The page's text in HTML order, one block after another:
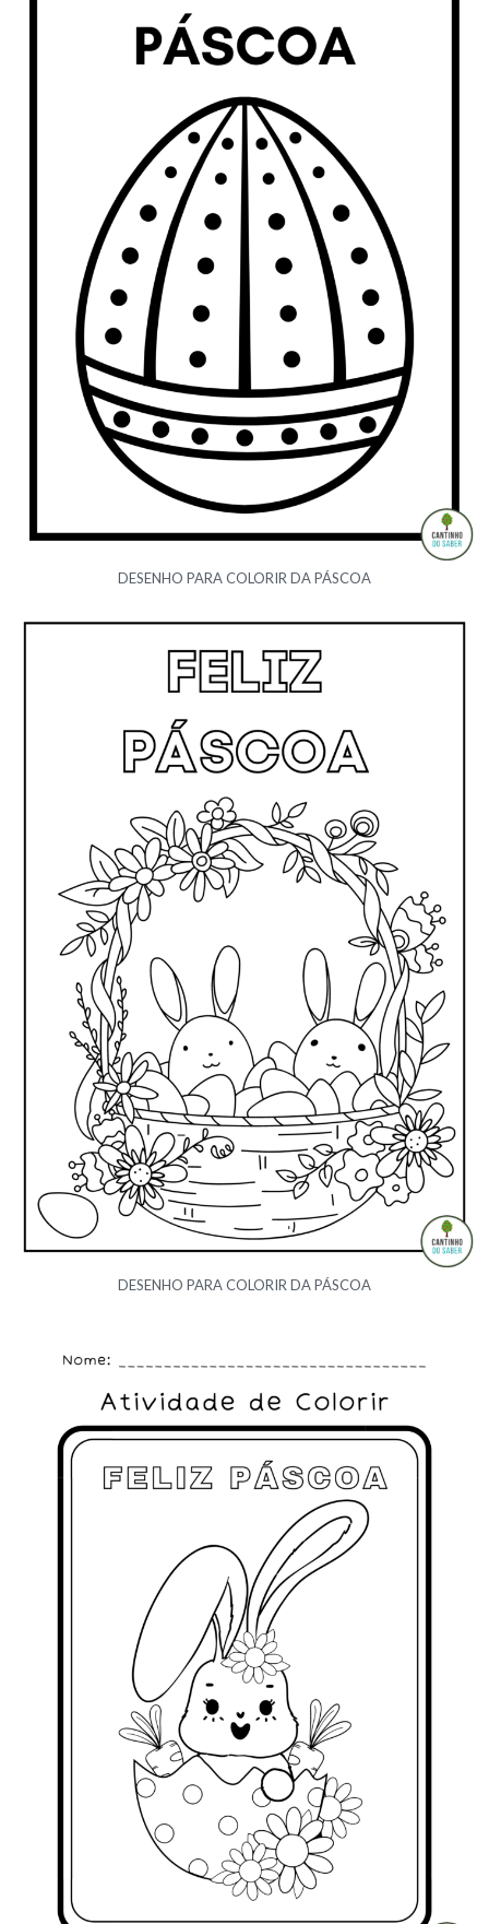
DESENHO PARA COLORIR DA PÁSCOA
DESENHO PARA COLORIR DA PÁSCOA